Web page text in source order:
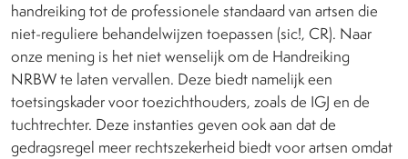
handreiking tot de professionele standaard van artsen die
niet-reguliere behandelwijzen toepassen (sic!, CR). Naar
onze mening is het niet wenselijk om de Handreiking
NRBW te laten vervallen. Deze biedt namelijk een
toetsingskader voor toezichthouders, zoals de IGJ en de
tuchtrechter. Deze instanties geven ook aan dat de
gedragsregel meer rechtszekerheid biedt voor artsen omdat